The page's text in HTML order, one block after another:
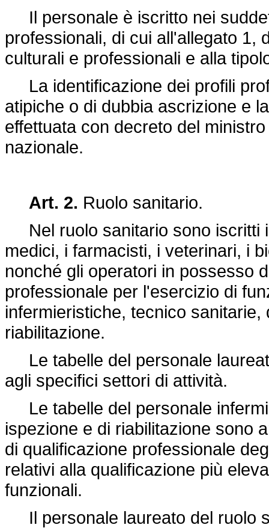
Il personale è iscritto nei
professionali, di cui all'allegato 1,
culturali e professionali e alla
La identificazione dei profili
atipiche o di dubbia ascrizione e
effettuata con decreto del
nazionale.
Art. 2. Ruolo sanitario.
Nel ruolo sanitario sono iscritti
medici, i farmacisti, i veterinari, i
nonché gli operatori in possesso
professionale per l'esercizio di
infermieristiche, tecnico
riabilitazione.
Le tabelle del personale
agli specifici settori di attività.
Le tabelle del personale
ispezione e di riabilitazione sono
di qualificazione professionale
relativi alla qualificazione più
funzionali.
Il personale laureato del ruolo